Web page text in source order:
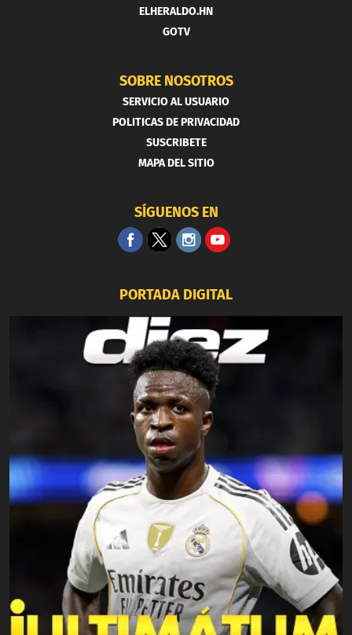
ELHERALDO.HN
GOTV
SOBRE NOSOTROS
SERVICIO AL USUARIO
POLITICAS DE PRIVACIDAD
SUSCRIBETE
MAPA DEL SITIO
SÍGUENOS EN
PORTADA DIGITAL